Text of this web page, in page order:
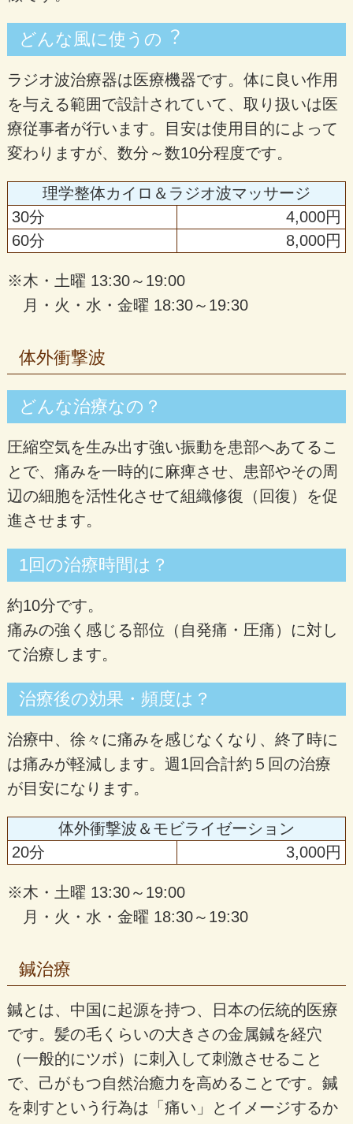
どんな⾵に使うの︖
ラジオ波治療器は医療機器です。体に良い作用
を与える範囲で設計されていて、取り扱いは医
療従事者が行います。目安は使用目的によって
変わりますが、数分～数10分程度です。
理学整体カイロ＆ラジオ波マッサージ
30分
4,000円
60分
8,000円
※木・土曜 13:30～19:00
月・火・水・金曜 18:30～19:30
体外衝撃波
どんな治療なの？
圧縮空気を生み出す強い振動を患部へあてるこ
とで、痛みを一時的に麻痺させ、患部やその周
辺の細胞を活性化させて組織修復（回復）を促
進させます。
1回の治療時間は？
約10分です。
痛みの強く感じる部位（自発痛・圧痛）に対し
て治療します。
治療後の効果・頻度は？
治療中、徐々に痛みを感じなくなり、終了時に
は痛みが軽減します。週1回合計約５回の治療
が目安になります。
体外衝撃波＆モビライゼーション
20分
3,000円
※木・土曜 13:30～19:00
月・火・水・金曜 18:30～19:30
鍼治療
鍼とは、中国に起源を持つ、日本の伝統的医療
です。髪の毛くらいの大きさの金属鍼を経穴
（一般的にツボ）に刺入して刺激させること
で、己がもつ自然治癒力を高めることです。鍼
を刺すという行為は「痛い」とイメージするか